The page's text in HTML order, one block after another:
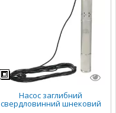
Насос заглибний
свердловинний шнековий